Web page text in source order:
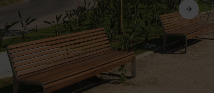
Következő